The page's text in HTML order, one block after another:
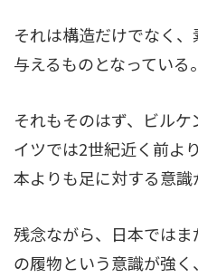
それは構造だけでなく
与えるものとなっている。
それもそのはず、ビル
イツでは2世紀近く前よ
本よりも足に対する意識
残念ながら、日本では
の履物という意識が強